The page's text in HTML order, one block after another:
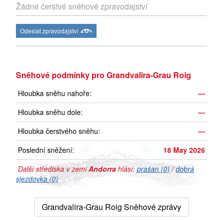
Žádné čerstvé sněhové zpravodajství
Odeslat zpravodajství
Sněhové podmínky pro Grandvalira-Grau Roig
Hloubka sněhu nahoře:
—
Hloubka sněhu dole:
—
Hloubka čerstvého sněhu:
—
Poslední sněžení:
18 May 2026
Další střediska v zemiAndorra hlásí: prašan (0) /dobrá
sjezdovka (0)
Grandvalira-Grau Roig Sněhové zprávy